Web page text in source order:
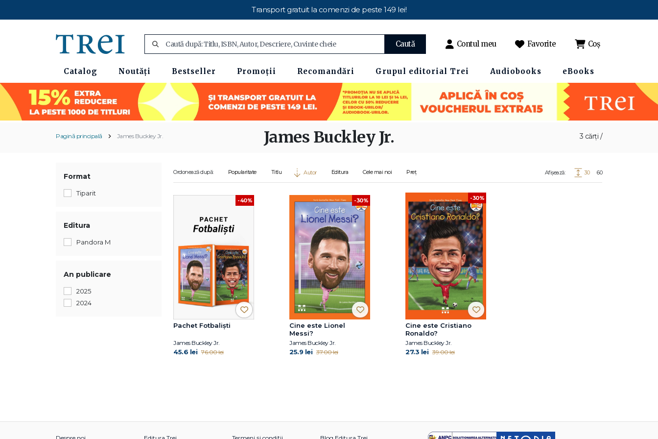
Transport gratuit la comenzi de peste 149 lei!
Caută Contul meu Favorite Coș
Catalog Noutăți Bestseller Promoții Recomandări Grupul editorial Trei Audiobooks eBooks
Pagină principală James Buckley Jr. 3 cărți /
James Buckley Jr.
Format
Tiparit
Editura
Pandora M
An publicare
2025
2024
Ordonează după: Popularitate Titlu Autor Editura Cele mai noi Preț Afișează: 30 60
-40%
Pachet Fotbaliști
James Buckley Jr.
45.6 lei 76.00 lei
-30%
Cine este Lionel
Messi?
James Buckley Jr.
25.9 lei 37.00 lei
-30%
Cine este Cristiano
Ronaldo?
James Buckley Jr.
27.3 lei 39.00 lei